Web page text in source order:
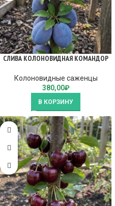
СЛИВА КОЛОНОВИДНАЯ КОМАНДОР
Колоновидные саженцы
380,00₽
В КОРЗИНУ